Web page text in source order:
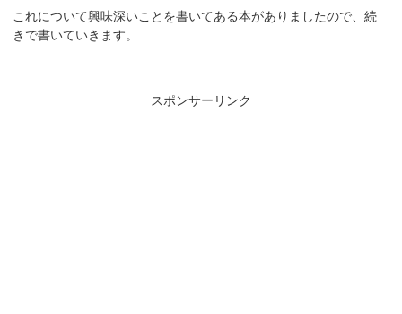
これについて興味深いことを書いてある本がありましたので、続
きで書いていきます。
スポンサーリンク